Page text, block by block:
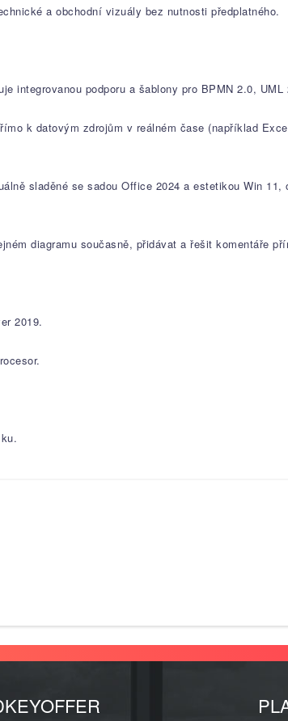
a obchodní vizuály bez nutnosti předplatného.
integrovanou podporu a šablony pro BPMN 2.0,
k datovým zdrojům v reálném čase (například
sladěné se sadou Office 2024 a estetikou Win
diagramu současně, přidávat a řešit komentáře
2019.